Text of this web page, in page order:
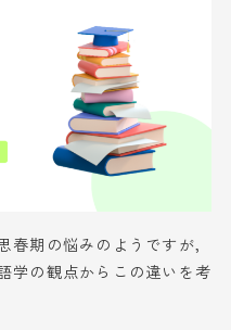
期の悩みのようですが，
学の観点からこの違いを考